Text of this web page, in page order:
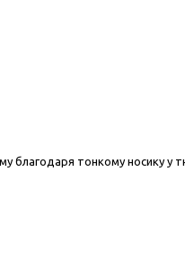
благодаря тонкому носику у